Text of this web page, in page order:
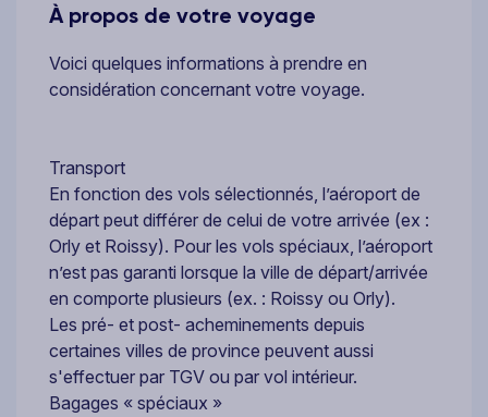
À propos de votre voyage
Voici quelques informations à prendre en
considération concernant votre voyage.
Transport
En fonction des vols sélectionnés, l’aéroport de
départ peut différer de celui de votre arrivée (ex :
Orly et Roissy). Pour les vols spéciaux, l’aéroport
n’est pas garanti lorsque la ville de départ/arrivée
en comporte plusieurs (ex. : Roissy ou Orly).
Les pré- et post- acheminements depuis
certaines villes de province peuvent aussi
s'effectuer par TGV ou par vol intérieur.
Bagages « spéciaux »